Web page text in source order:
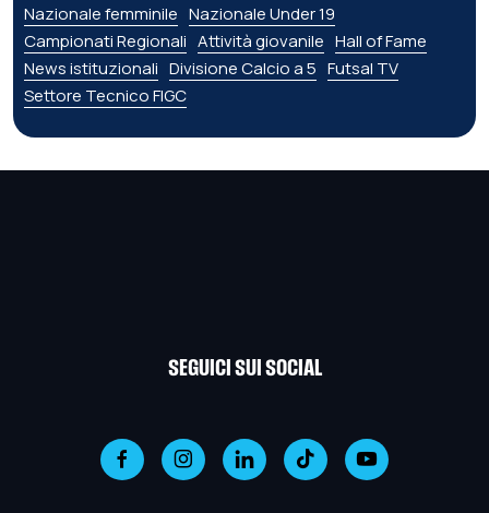
Nazionale femminile Nazionale Under 19
Campionati Regionali Attività giovanile Hall of Fame
News istituzionali Divisione Calcio a 5 Futsal TV
Settore Tecnico FIGC
SEGUICI SUI SOCIAL